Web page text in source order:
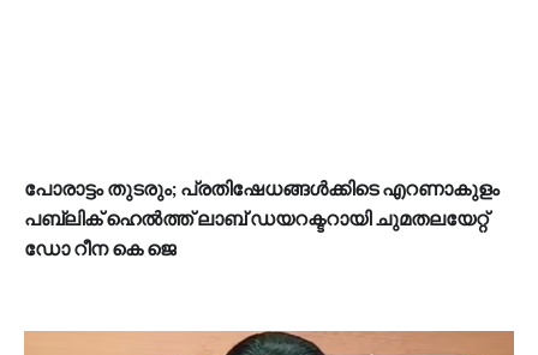
പോരാട്ടം തുടരും; പ്രതിഷേധങ്ങൾക്കിടെ എറണാകുളം
പബ്ലിക് ഹെൽത്ത് ലാബ് ഡയറക്ടറായി ചുമതലയേറ്റ്
ഡോ റീന കെ ജെ